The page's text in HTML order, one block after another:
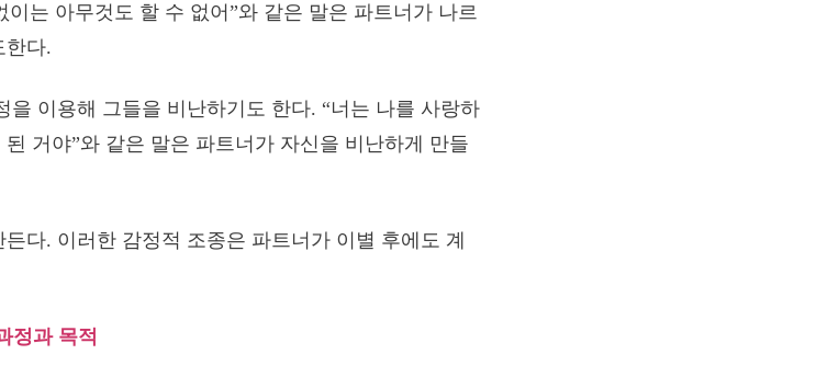
이는 아무것도 할 수 없어”와 같은 말은 파트너가 나르
한다.
을 이용해 그들을 비난하기도 한다. “너는 나를 사랑하
거야”와 같은 말은 파트너가 자신을 비난하게 만들
다. 이러한 감정적 조종은 파트너가 이별 후에도 계
정과 목적